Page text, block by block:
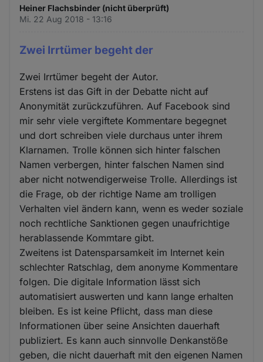
Heiner Flachsbinder (nicht überprüft)
Mi. 22 Aug 2018 - 13:16
Zwei Irrtümer begeht der
Zwei Irrtümer begeht der Autor.
Erstens ist das Gift in der Debatte nicht auf
Anonymität zurückzuführen. Auf Facebook sind
mir sehr viele vergiftete Kommentare begegnet
und dort schreiben viele durchaus unter ihrem
Klarnamen. Trolle können sich hinter falschen
Namen verbergen, hinter falschen Namen sind
aber nicht notwendigerweise Trolle. Allerdings ist
die Frage, ob der richtige Name am trolligen
Verhalten viel ändern kann, wenn es weder soziale
noch rechtliche Sanktionen gegen unaufrichtige
herablassende Kommtare gibt.
Zweitens ist Datensparsamkeit im Internet kein
schlechter Ratschlag, dem anonyme Kommentare
folgen. Die digitale Information lässt sich
automatisiert auswerten und kann lange erhalten
bleiben. Es ist keine Pflicht, dass man diese
Informationen über seine Ansichten dauerhaft
publiziert. Es kann auch sinnvolle Denkanstöße
geben, die nicht dauerhaft mit den eigenen Namen